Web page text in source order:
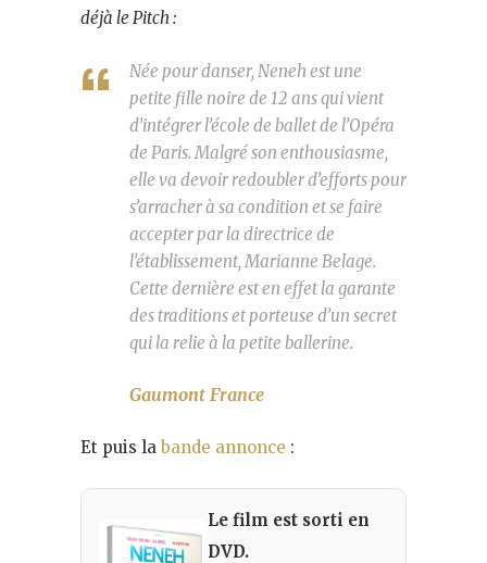
déjà le Pitch :
Née pour danser, Neneh est une
petite fille noire de 12 ans qui vient
d’intégrer l’école de ballet de l’Opéra
de Paris. Malgré son enthousiasme,
elle va devoir redoubler d’efforts pour
s’arracher à sa condition et se faire
accepter par la directrice de
l’établissement, Marianne Belage.
Cette dernière est en effet la garante
des traditions et porteuse d’un secret
qui la relie à la petite ballerine.
Gaumont France
Et puis la bande annonce :
Le film est sorti en
DVD.